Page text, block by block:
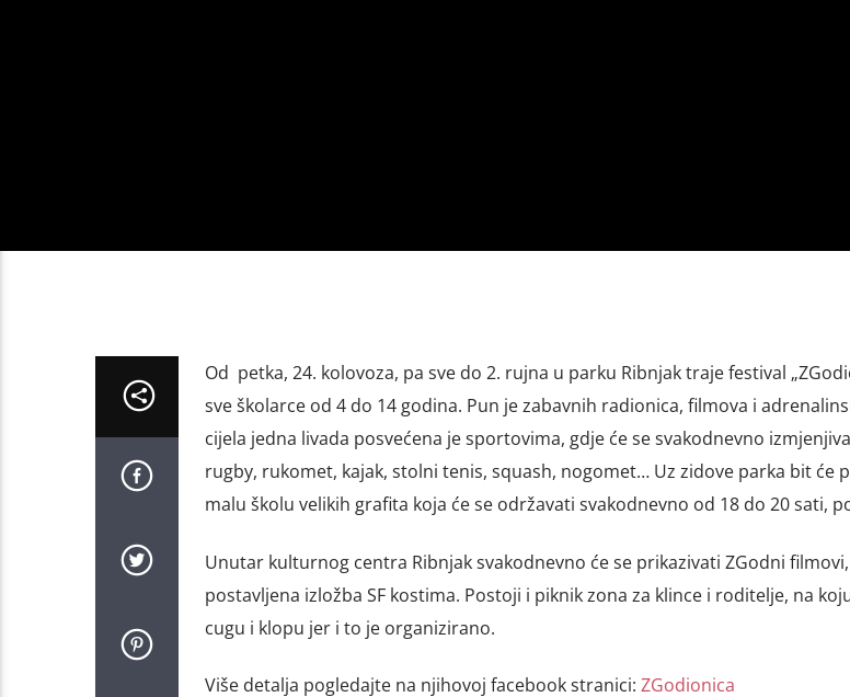
Od petka, 24. kolovoza, pa sve do 2. rujna u parku Ribnjak traje festival
sve školarce od 4 do 14 godina. Pun je zabavnih radionica, filmova i
cijela jedna livada posvećena je sportovima, gdje će se svakodnevno
rugby, rukomet, kajak, stolni tenis, squash, nogomet… Uz zidove parka bit će
malu školu velikih grafita koja će se održavati svakodnevno od 18 do 20 sati,
Unutar kulturnog centra Ribnjak svakodnevno će se prikazivati ZGodni
postavljena izložba SF kostima. Postoji i piknik zona za klince i roditelje, na
cugu i klopu jer i to je organizirano.
Više detalja pogledajte na njihovoj facebook stranici: ZGodionica